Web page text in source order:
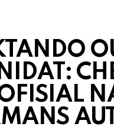
OFISIAL